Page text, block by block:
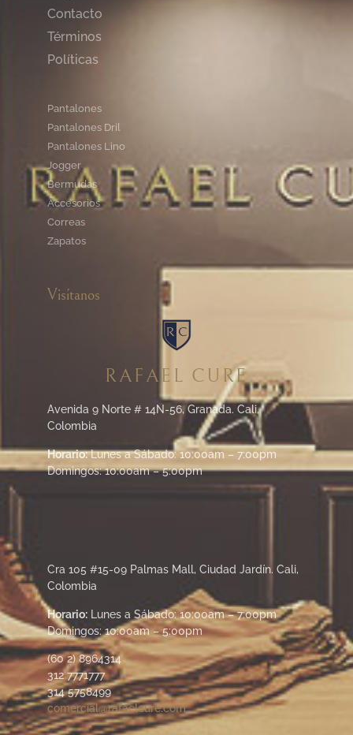
Contacto
Términos
Políticas
Pantalones
Pantalones Dril
Pantalones Lino
Jogger
Bermudas
Accesorios
Correas
Zapatos
Visítanos
RAFAEL CURE
Avenida 9 Norte # 14N-56, Granada. Cali,
Colombia
Horario:Lunes a Sábado: 10:00am – 7:00pm
Domingos: 10:00am – 5:00pm
Cra 105 #15-09 Palmas Mall, Ciudad Jardín. Cali,
Colombia
Horario: Lunes a Sábado: 10:00am – 7:00pm
Domingos: 10:00am – 5:00pm
(60 2) 8964314
312 7771777
314 5758499
comercial@rafaelcure.com